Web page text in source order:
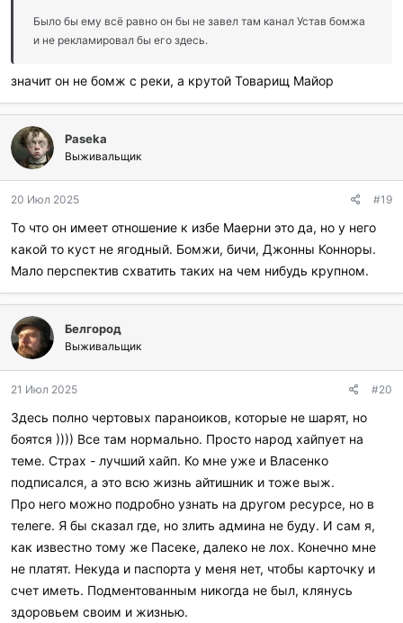
Было бы ему всё равно он бы не завел там канал Устав бомжа
и не рекламировал бы его здесь.
значит он не бомж с реки, а крутой Товарищ Майор
Paseka
Выживальщик
20 Июл 2025 #19
То что он имеет отношение к избе Маерни это да, но у него
какой то куст не ягодный. Бомжи, бичи, Джонны Конноры.
Мало перспектив схватить таких на чем нибудь крупном.
Белгород
Выживальщик
21 Июл 2025 #20
Здесь полно чертовых параноиков, которые не шарят, но
боятся )))) Все там нормально. Просто народ хайпует на
теме. Страх - лучший хайп. Ко мне уже и Власенко
подписался, а это всю жизнь айтишник и тоже выж.
Про него можно подробно узнать на другом ресурсе, но в
телеге. Я бы сказал где, но злить админа не буду. И сам я,
как известно тому же Пасеке, далеко не лох. Конечно мне
не платят. Некуда и паспорта у меня нет, чтобы карточку и
счет иметь. Подментованным никогда не был, клянусь
здоровьем своим и жизнью.